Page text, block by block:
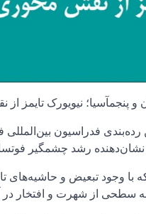
رده‌بندی فدراسیون
رشد چشمگیر
وجود تبعیض و حاشیه‌های
به سطحی از شهرت و افتخار